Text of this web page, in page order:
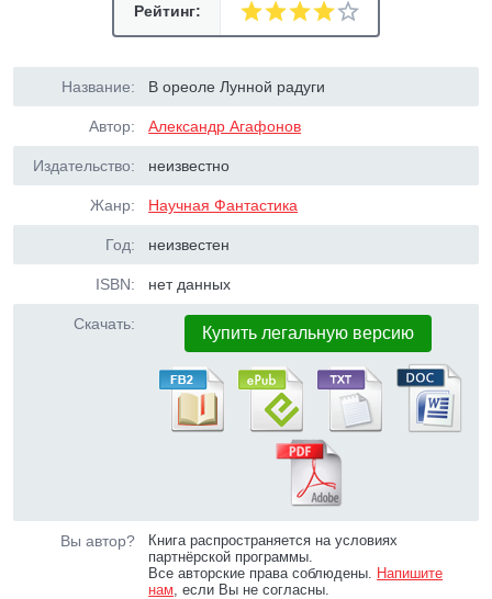
Рейтинг:
Название: В ореоле Лунной радуги
Автор: Александр Агафонов
Издательство: неизвестно
Жанр: Научная Фантастика
Год: неизвестен
ISBN: нет данных
Скачать: Купить легальную версию
Вы автор?
Книга распространяется на условиях
партнёрской программы.
Все авторские права соблюдены. Напишите
нам, если Вы не согласны.